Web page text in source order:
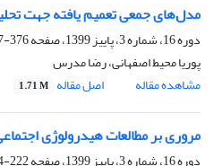
مدل‌های جمعی تعمیم یافته جهت
دوره 16، شماره 3، پاییز 1399، صفحه
376-387
پوریا محیط اصفهانی، رضا مدرس
مشاهده مقاله
اصل مقاله 1.71 M
مروری بر مطالعات هیدرولوژی